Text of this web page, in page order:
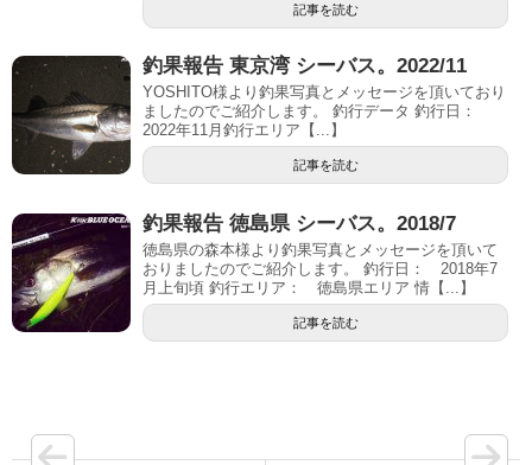
記事を読む
釣果報告 東京湾 シーバス。2022/11
YOSHITO様より釣果写真とメッセージを頂いており
ましたのでご紹介します。 釣行データ 釣行日：
2022年11月釣行エリア【...】
記事を読む
釣果報告 徳島県 シーバス。2018/7
徳島県の森本様より釣果写真とメッセージを頂いて
おりましたのでご紹介します。 釣行日： 2018年7
月上旬頃 釣行エリア： 徳島県エリア 情【...】
記事を読む